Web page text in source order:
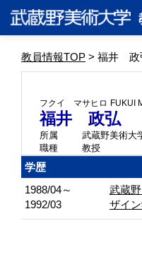
教員情報TOP > 福井 政
フクイ マサヒロ FUKUI
福井 政弘
所属
武蔵野美術大
職種
教授
学歴
1988/04～
1992/03
武蔵
ザイ